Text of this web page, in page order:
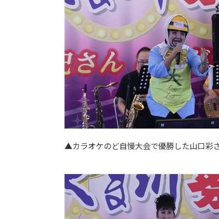
▲カラオケのど自慢大会で優勝した山口彩